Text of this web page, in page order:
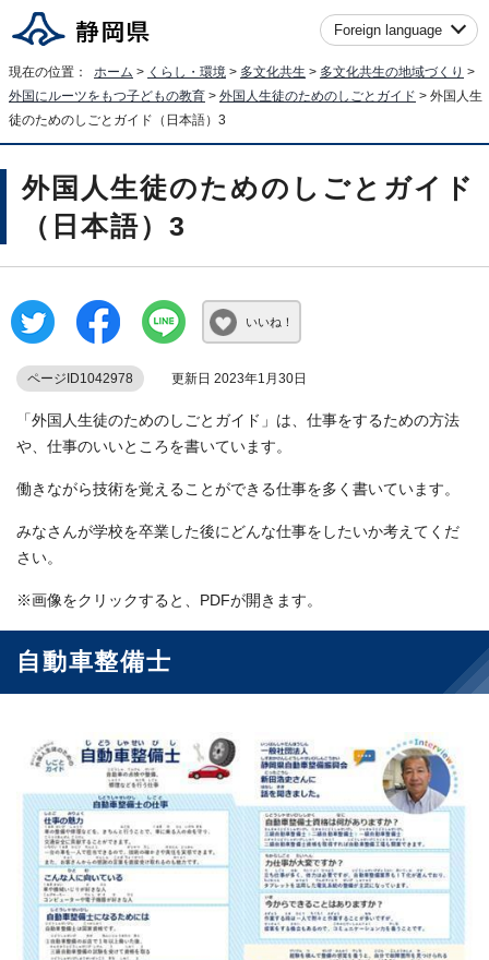
Foreign language
現在の位置： ホーム > くらし・環境 > 多文化共生 > 多文化共生の地域づくり >
外国にルーツをもつ子どもの教育 > 外国人生徒のためのしごとガイド > 外国人生
徒のためのしごとガイド（日本語）3
外国人生徒のためのしごとガイド
（日本語）3
いいね！
ページID1042978 更新日 2023年1月30日
「外国人生徒のためのしごとガイド」は、仕事をするための方法
や、仕事のいいところを書いています。
働きながら技術を覚えることができる仕事を多く書いています。
みなさんが学校を卒業した後にどんな仕事をしたいか考えてくだ
さい。
※画像をクリックすると、PDFが開きます。
自動車整備士